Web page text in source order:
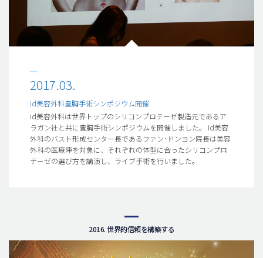
2017.03.
id美容外科豊胸手術シンポジウム開催
id美容外科は世界トップのシリコンプロテーゼ製造元であるア
ラガン社と共に豊胸手術シンポジウムを開催しました。 id美容
外科のバスト形成センター長であるファン･ドンヨン院長は美容
外科の医療陣を対象に、それぞれの体型に合ったシリコンプロ
テーゼの選び方を講演し、ライブ手術を行いました。
2016. 世界的信頼を構築する